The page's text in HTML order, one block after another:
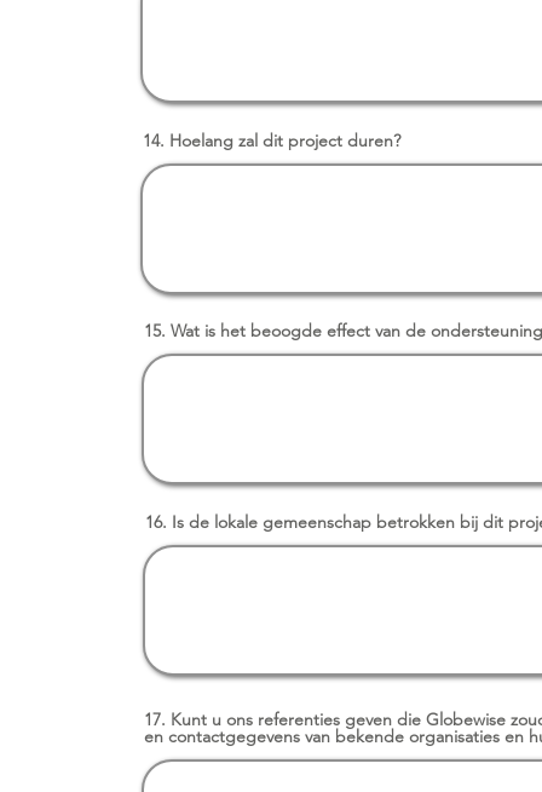
14. Hoelang zal dit project duren?
15. Wat is het beoogde effect van de
16. Is de lokale gemeenschap betrokken bij dit
17. Kunt u ons referenties geven die Globewise
en contactgegevens van bekende organisaties en